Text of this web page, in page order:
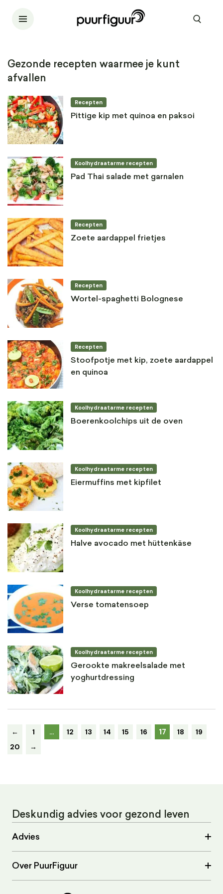
Gezonde recepten waarmee je kunt
afvallen
Recepten
Pittige kip met quinoa en paksoi
Koolhydraatarme recepten
Pad Thai salade met garnalen
Recepten
Zoete aardappel frietjes
Recepten
Wortel-spaghetti Bolognese
Recepten
Stoofpotje met kip, zoete aardappel
en quinoa
Koolhydraatarme recepten
Boerenkoolchips uit de oven
Koolhydraatarme recepten
Eiermuffins met kipfilet
Koolhydraatarme recepten
Halve avocado met hüttenkäse
Koolhydraatarme recepten
Verse tomatensoep
Koolhydraatarme recepten
Gerookte makreelsalade met
yoghurtdressing
← 1 … 12 13 14 15 16 17 18
19
20
→
Deskundig advies voor gezond leven
Advies
Over PuurFiguur